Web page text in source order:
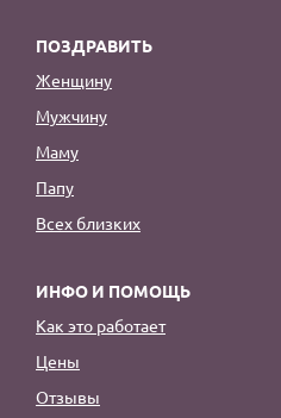
ПОЗДРАВИТЬ
Женщину
Мужчину
Маму
Папу
Всех близких
ИНФО И ПОМОЩЬ
Как это работает
Цены
Отзывы